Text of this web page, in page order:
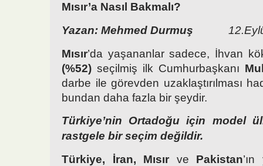
Mısır’a Nasıl Bakmalı?
Yazan: Mehmed Durmuş
Mısır’da yaşananlar sadece, İhvan
(%52) seçilmiş ilk Cumhurbaşkanı
darbe ile görevden uzaklaştırılması
bundan daha fazla bir şeydir.
Türkiye’nin Ortadoğu için model
rastgele bir seçim değildir.
Türkiye, İran, Mısır ve Pakistan